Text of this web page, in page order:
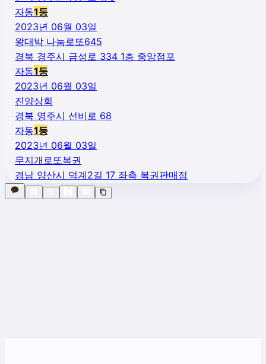
자동1등
2023년 06월 03일
왕대박 나눔로또645
경북 경주시 금성로 334 1층 중앙점포
자동1등
2023년 06월 03일
진양상회
경북 영주시 선비로 68
자동1등
2023년 06월 03일
무지개로또복권
경남 양산시 덕계2길 17 좌측 복권판매점